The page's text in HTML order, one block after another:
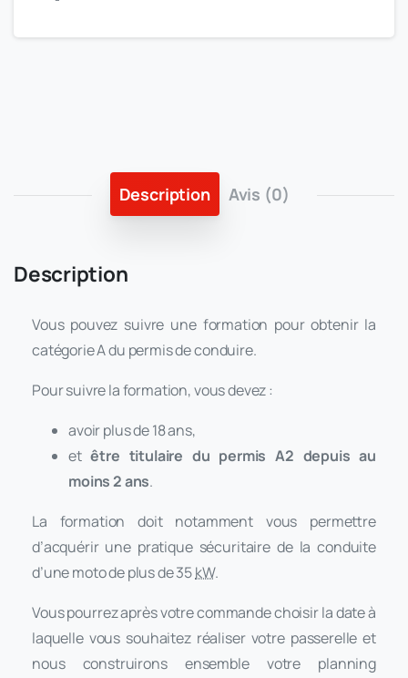
Description Avis (0)
Description
Vous pouvez suivre une formation pour obtenir la
catégorie A du permis de conduire.
Pour suivre la formation, vous devez :
avoir plus de 18 ans,
etêtre titulaire du permis A2 depuis au
moins 2 ans.
La formation doit notamment vous permettre
d’acquérir une pratique sécuritaire de la conduite
d’une moto de plus de 35kW.
Vous pourrez après votre commande choisir la date à
laquelle vous souhaitez réaliser votre passerelle et
nous construirons ensemble votre planning